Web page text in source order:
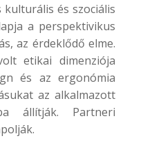
és szociális
a perspektivikus
az érdeklődő elme.
etikai dimenziója
és az ergonómia
az alkalmazott
állítják. Partneri